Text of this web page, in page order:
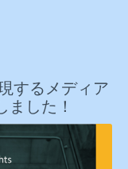
するメディア
ました！